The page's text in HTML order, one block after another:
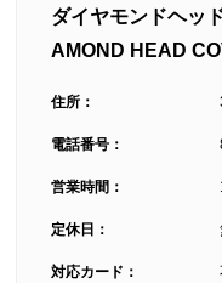
ダイヤモンドヘッ
AMOND HEAD
住所：
電話番号：
営業時間：
定休日：
対応カード：